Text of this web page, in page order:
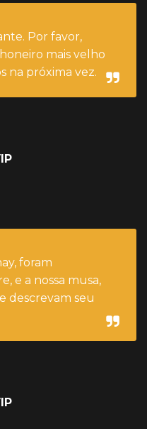
Por favor,
mais velho
na próxima vez.
foram
e a nossa musa,
descrevam seu